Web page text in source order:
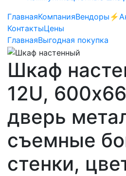
ГлавнаяКомпанияВендоры
КонтактыЦены
ГлавнаяВыгодная покупка
Шкаф
12U,
дверь
съемные
стенки,